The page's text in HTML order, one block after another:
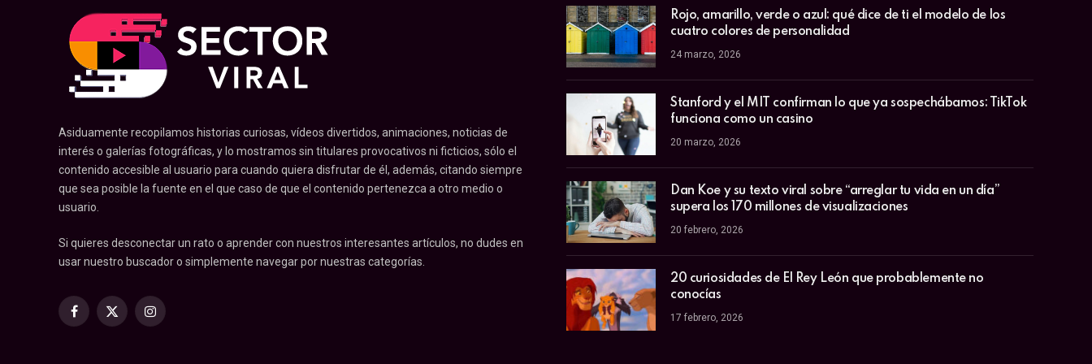
Asiduamente recopilamos historias curiosas, vídeos divertidos, animaciones, noticias de
interés o galerías fotográficas, y lo mostramos sin titulares provocativos ni ficticios, sólo el
contenido accesible al usuario para cuando quiera disfrutar de él, además, citando siempre
que sea posible la fuente en el que caso de que el contenido pertenezca a otro medio o
usuario.
Si quieres desconectar un rato o aprender con nuestros interesantes artículos, no dudes en
usar nuestro buscador o simplemente navegar por nuestras categorías.
Facebook
X
Instagram
Rojo, amarillo, verde o azul: qué dice de ti el modelo de los
cuatro colores de personalidad
24 marzo, 2026
Stanford y el MIT confirman lo que ya sospechábamos: TikTok
funciona como un casino
20 marzo, 2026
Dan Koe y su texto viral sobre “arreglar tu vida en un día”
supera los 170 millones de visualizaciones
20 febrero, 2026
20 curiosidades de El Rey León que probablemente no
conocías
17 febrero, 2026